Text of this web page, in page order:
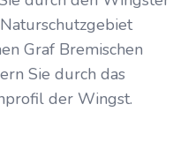
Graf Bremischen
Sie durch das
der Wingst.